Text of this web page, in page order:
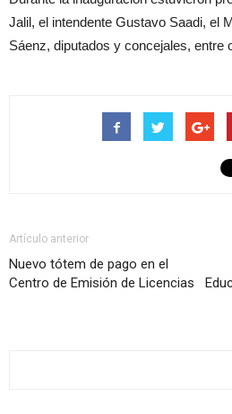
Jalil, el intendente Gustavo Saadi, el
Sáenz, diputados y concejales, entre
Artículo anterior
Nuevo tótem de pago en el
Centro de Emisión de Licencias